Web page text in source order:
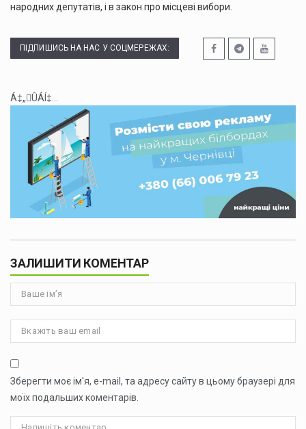
народних депутатів, і в закон про місцеві вибори.
ПІДПИШИСЬ НА НАС У СОЦМЕРЕЖАХ:
Á‡„ÛÁÍ‡...
ЗАЛИШИТИ КОМЕНТАР
Зберегти моє ім'я, e-mail, та адресу сайту в цьому браузері для
моїх подальших коментарів.